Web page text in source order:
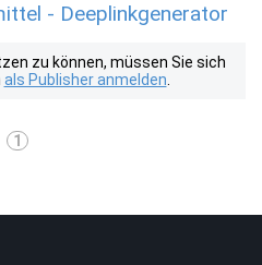
- Deeplinkgenerator
zu können, müssen Sie sich
als Publisher anmelden
1